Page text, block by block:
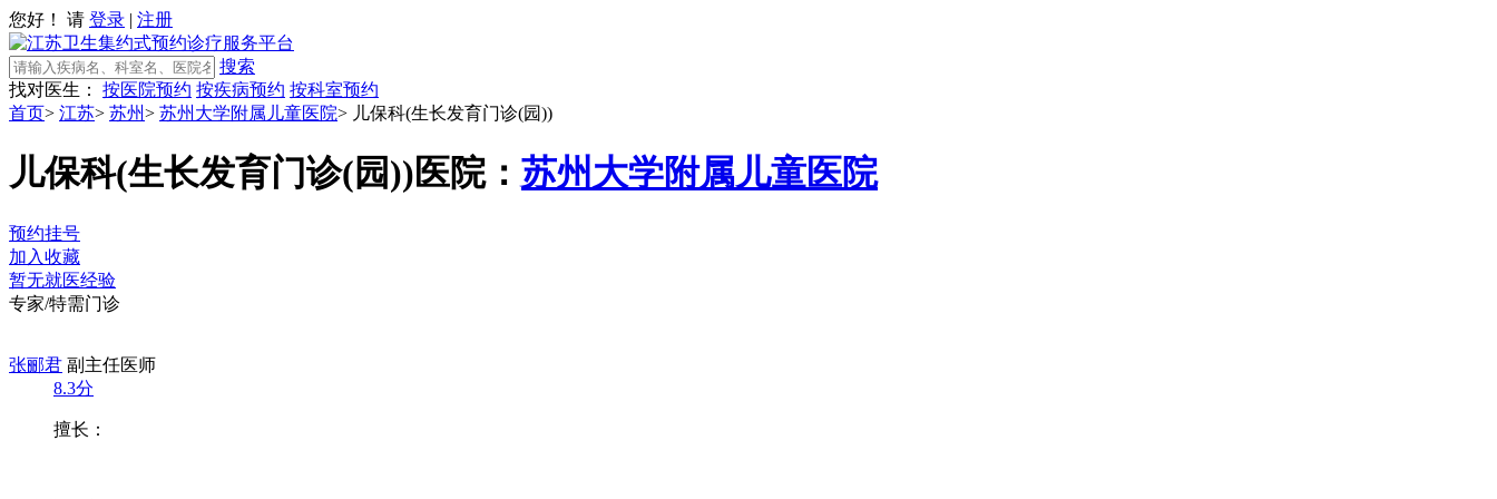
您好！ 请 登录 | 注册
搜索
找对医生：
按医院预约 按疾病预约 按科室预约
首页> 江苏> 苏州> 苏州大学附属儿童医院> 儿保科(生长发育门诊(园))
儿保科(生长发育门诊(园))医院： 苏州大学附属儿童医院
预约挂号
加入收藏
暂无就医经验
专家/特需门诊
张郦君 副主任医师
8.3分
擅长：